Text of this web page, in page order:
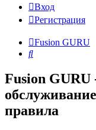
Вход
Регистрация
Fusion GURU
Поиск
Fusion GURU
правила